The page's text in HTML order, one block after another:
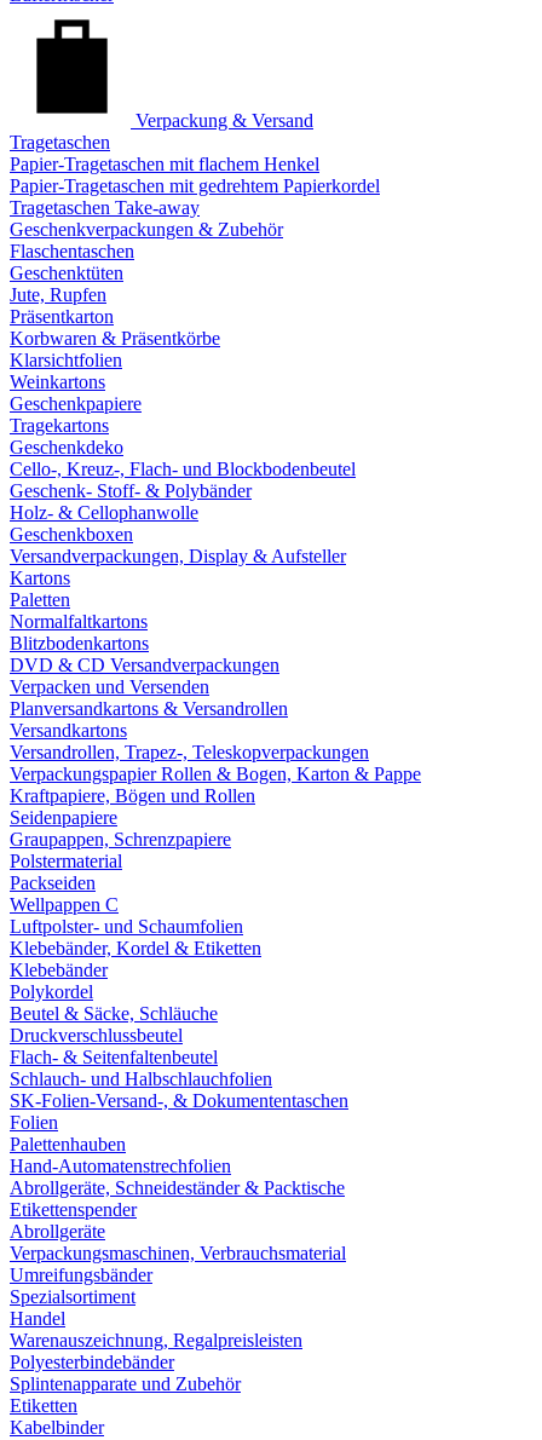
Verpackung & Versand
Tragetaschen
Papier-Tragetaschen mit flachem Henkel
Papier-Tragetaschen mit gedrehtem Papierkordel
Tragetaschen Take-away
Geschenkverpackungen & Zubehör
Flaschentaschen
Geschenktüten
Jute, Rupfen
Präsentkarton
Korbwaren & Präsentkörbe
Klarsichtfolien
Weinkartons
Geschenkpapiere
Tragekartons
Geschenkdeko
Cello-, Kreuz-, Flach- und Blockbodenbeutel
Geschenk- Stoff- & Polybänder
Holz- & Cellophanwolle
Geschenkboxen
Versandverpackungen, Display & Aufsteller
Kartons
Paletten
Normalfaltkartons
Blitzbodenkartons
DVD & CD Versandverpackungen
Verpacken und Versenden
Planversandkartons & Versandrollen
Versandkartons
Versandrollen, Trapez-, Teleskopverpackungen
Verpackungspapier Rollen & Bogen, Karton & Pappe
Kraftpapiere, Bögen und Rollen
Seidenpapiere
Graupappen, Schrenzpapiere
Polstermaterial
Packseiden
Wellpappen C
Luftpolster- und Schaumfolien
Klebebänder, Kordel & Etiketten
Klebebänder
Polykordel
Beutel & Säcke, Schläuche
Druckverschlussbeutel
Flach- & Seitenfaltenbeutel
Schlauch- und Halbschlauchfolien
SK-Folien-Versand-, & Dokumententaschen
Folien
Palettenhauben
Hand-Automatenstrechfolien
Abrollgeräte, Schneideständer & Packtische
Etikettenspender
Abrollgeräte
Verpackungsmaschinen, Verbrauchsmaterial
Umreifungsbänder
Spezialsortiment
Handel
Warenauszeichnung, Regalpreisleisten
Polyesterbindebänder
Splintenapparate und Zubehör
Etiketten
Kabelbinder